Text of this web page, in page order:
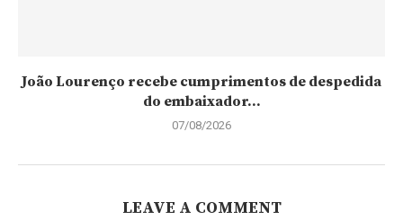
João Lourenço recebe cumprimentos de despedida
do embaixador...
07/08/2026
LEAVE A COMMENT